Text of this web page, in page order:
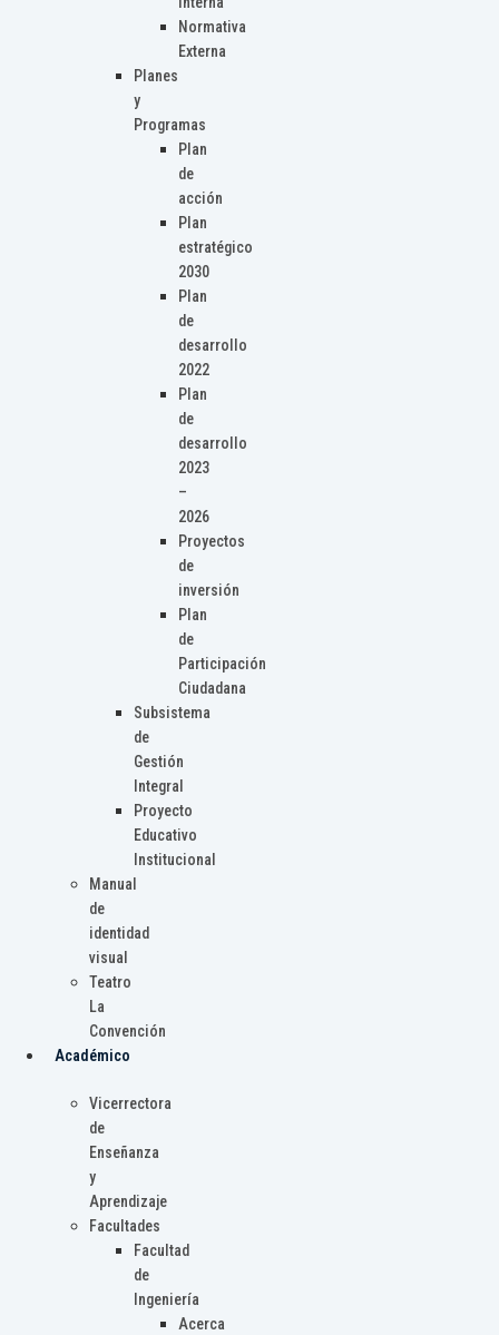
Normativa
Externa
Planes
y
Programas
Plan
de
acción
Plan
estratégico
2030
Plan
de
desarrollo
2022
Plan
de
desarrollo
2023
–
2026
Proyectos
de
inversión
Plan
de
Participación
Ciudadana
Subsistema
de
Gestión
Integral
Proyecto
Educativo
Institucional
Manual
de
identidad
visual
Teatro
La
Convención
Académico
Vicerrectora
de
Enseñanza
y
Aprendizaje
Facultades
Facultad
de
Ingeniería
Acerca